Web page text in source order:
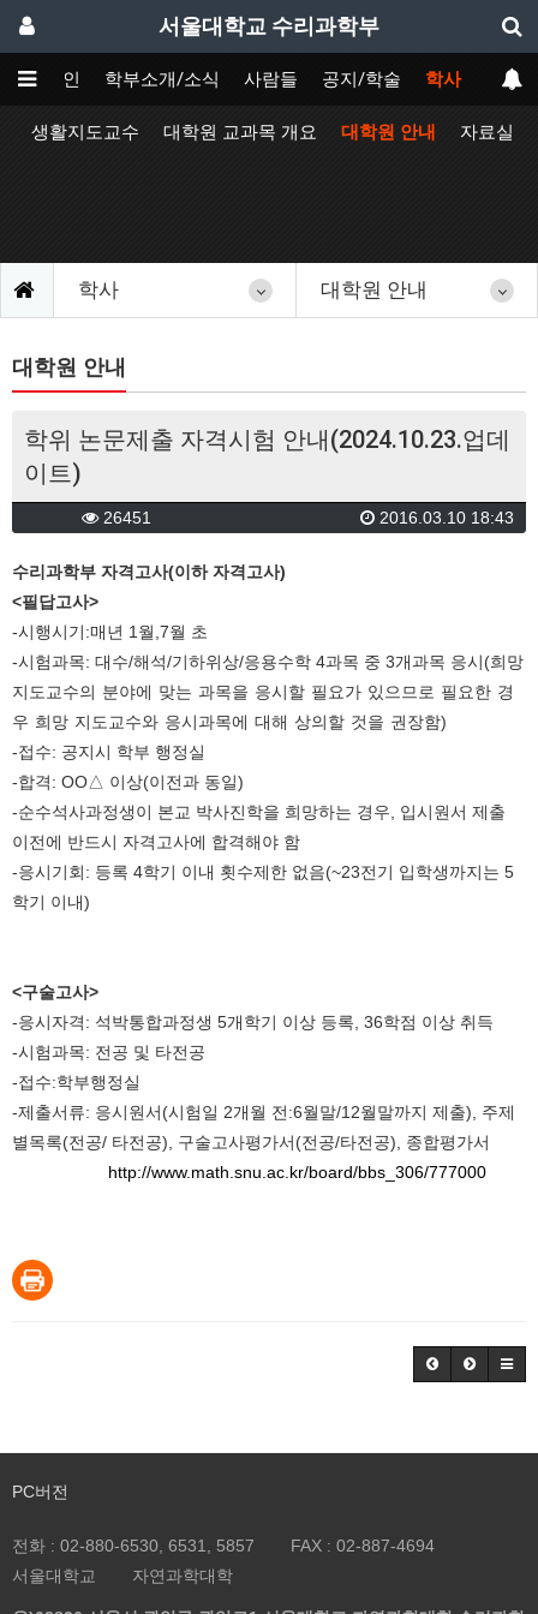
서울대학교 수리과학부
메인 학부소개/소식 사람들 공지/학술 학사
생활지도교수 대학원 교과목 개요 대학원 안내 자료실
학사 대학원 안내
대학원 안내
학위 논문제출 자격시험 안내(2024.10.23.업데
이트)
26451 2016.03.10 18:43
수리과학부 자격고사(이하 자격고사)
<필답고사>
-시행시기:매년 1월,7월 초
-시험과목: 대수/해석/기하위상/응용수학 4과목 중 3개과목 응시(희망
지도교수의 분야에 맞는 과목을 응시할 필요가 있으므로 필요한 경
우 희망 지도교수와 응시과목에 대해 상의할 것을 권장함)
-접수: 공지시 학부 행정실
-합격: OO△ 이상(이전과 동일)
-순수석사과정생이 본교 박사진학을 희망하는 경우, 입시원서 제출
이전에 반드시 자격고사에 합격해야 함
-응시기회: 등록 4학기 이내 횟수제한 없음(~23전기 입학생까지는 5
학기 이내)
<구술고사>
-응시자격: 석박통합과정생 5개학기 이상 등록, 36학점 이상 취득
-시험과목: 전공 및 타전공
-접수:학부행정실
-제출서류: 응시원서(시험일 2개월 전:6월말/12월말까지 제출), 주제
별목록(전공/ 타전공), 구술고사평가서(전공/타전공), 종합평가서
http://www.math.snu.ac.kr/board/bbs_306/777000
PC버전
전화 : 02-880-6530, 6531, 5857 FAX : 02-887-4694
서울대학교
자연과학대학